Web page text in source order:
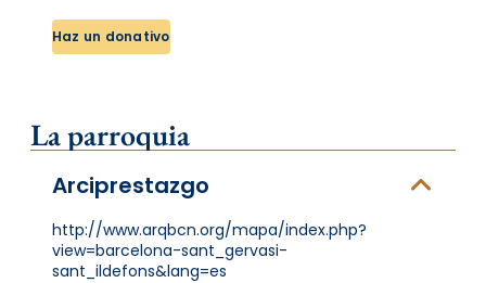
Haz un donativo
La parroquia
Arciprestazgo
http://www.arqbcn.org/mapa/index.php?
view=barcelona-sant_gervasi-
sant_ildefons&lang=es